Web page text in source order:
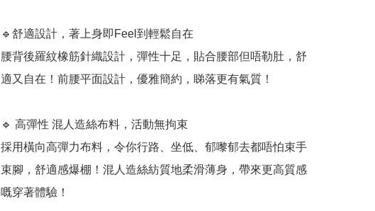
🔹舒適設計，著上身即Feel到輕鬆自在
腰背後羅紋橡筋針織設計，彈性十足，貼合腰部但唔勒肚，舒
適又自在！前腰平面設計，優雅簡約，睇落更有氣質！
🔹 高彈性 混人造絲布料，活動無拘束
採用橫向高彈力布料，令你行路、坐低、郁嚟郁去都唔怕束手
束腳，舒適感爆棚！混人造絲紡質地柔滑薄身，帶來更高質感
嘅穿著體驗！